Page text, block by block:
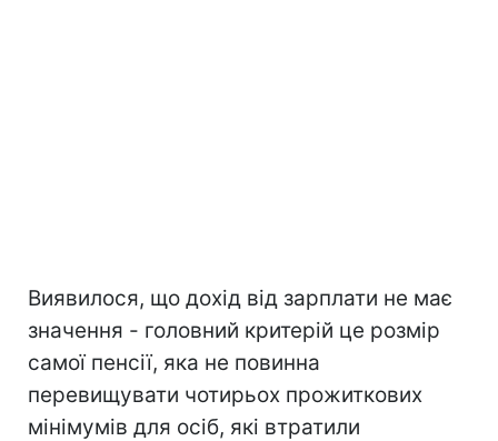
Виявилося, що дохід від зарплати не має
значення - головний критерій це розмір
самої пенсії, яка не повинна
перевищувати чотирьох прожиткових
мінімумів для осіб, які втратили